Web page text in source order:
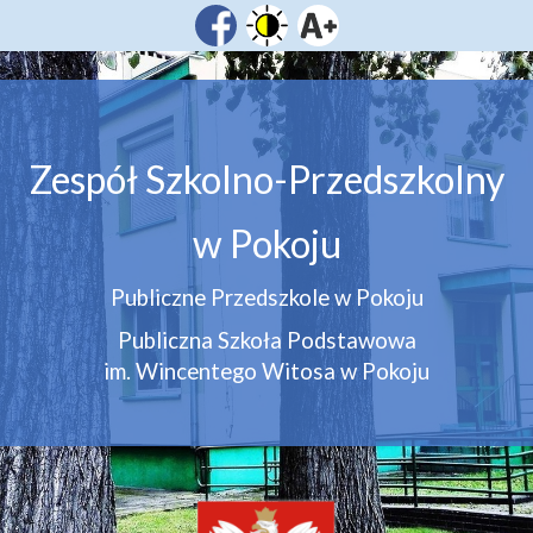
Zespół Szkolno-Przedszkolny
w Pokoju
Publiczne Przedszkole w Pokoju
Publiczna Szkoła Podstawowa
im. Wincentego Witosa w Pokoju